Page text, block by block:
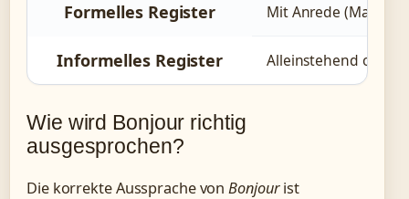
Formelles Register Mit Anrede
Informelles Register Alleinstehend oder
Wie wird Bonjour richtig
ausgesprochen?
Die korrekte Aussprache vonBonjourist